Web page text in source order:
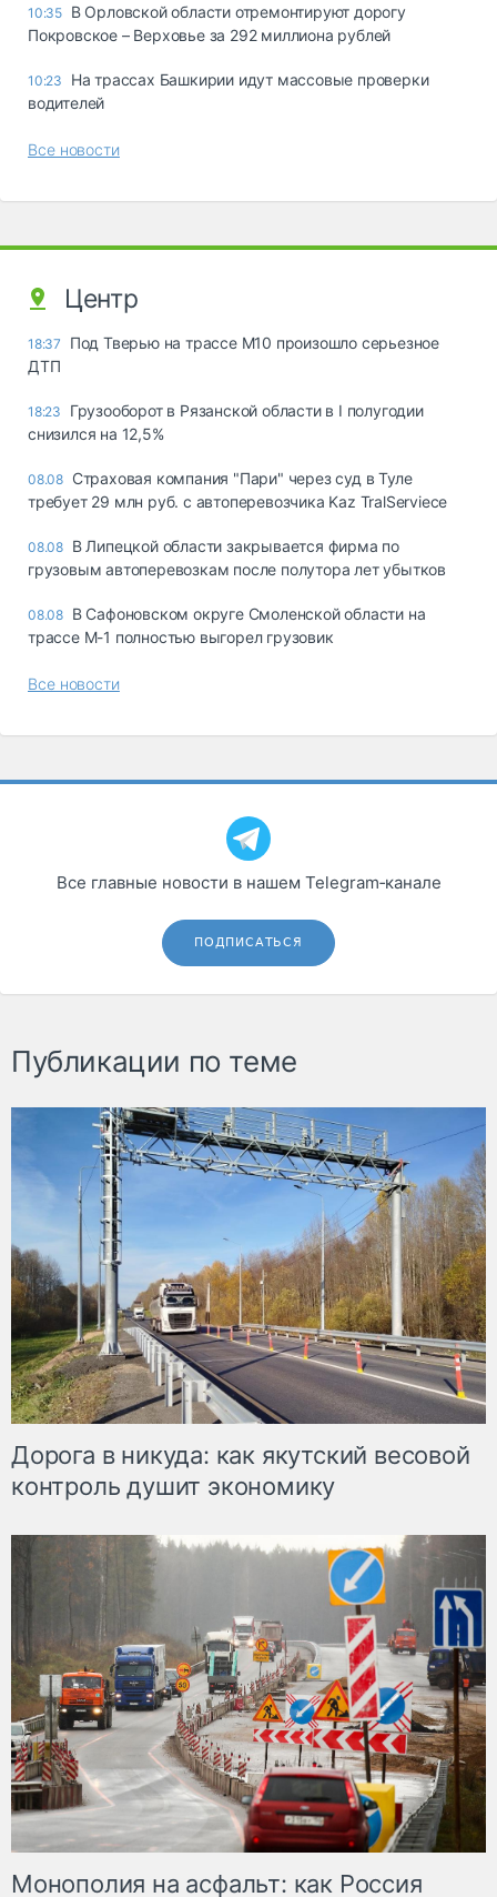
10:35 В Орловской области отремонтируют дорогу
Покровское – Верховье за 292 миллиона рублей
10:23
На трассах Башкирии идут массовые проверки
водителей
Все новости
Центр
18:37
Под Тверью на трассе М10 произошло серьезное
ДТП
18:23
Грузооборот в Рязанской области в I полугодии
снизился на 12,5%
08.08 Страховая компания "Пари" через суд в Туле
требует 29 млн руб. с автоперевозчика Kaz TralServiece
08.08 В Липецкой области закрывается фирма по
грузовым автоперевозкам после полутора лет убытков
08.08 В Сафоновском округе Смоленской области на
трассе М-1 полностью выгорел грузовик
Все новости
Все главные новости в нашем Telegram‑канале
ПОДПИСАТЬСЯ
Публикации по теме
Дорога в никуда: как якутский весовой
контроль душит экономику
Монополия на асфальт: как Россия